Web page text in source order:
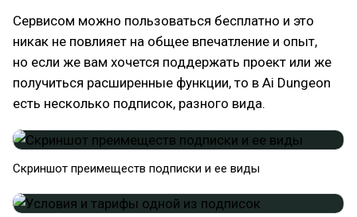
Сервисом можно пользоваться бесплатно и это
никак не повлияет на общее впечатление и опыт,
но если же вам хочется поддержать проект или же
получиться расширенные функции, то в Ai Dungeon
есть несколько подписок, разного вида.
Скриншот преимеществ подписки и ее виды